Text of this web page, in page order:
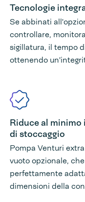
Tecnologie
Se abbinati
controllare,
sigillatura, il tempo
ottenendo
Riduce al
di stoccaggio
Pompa Venturi
vuoto opzionale,
perfettamente
dimensioni della